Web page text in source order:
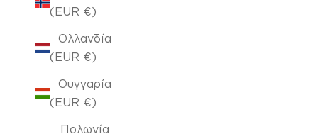
(EUR €)
Ολλανδία
(EUR €)
Ουγγαρία
(EUR €)
Πολωνία